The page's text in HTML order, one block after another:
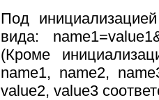
Под
вида:
(Кроме
name1, name2,
value2, value3